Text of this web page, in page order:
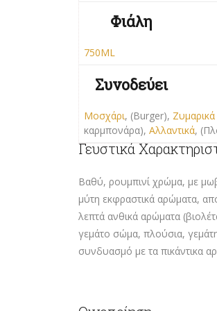
Φιάλη
750ML
Συνοδεύει
Μοσχάρι, (Burger),
καρμπονάρα),Αλλαντικά,
Γευστικά
Βαθύ, ρουμπινί χρώμα, με
μύτη εκφραστικά αρώματα,
λεπτά ανθικά αρώματα
γεμάτο σώμα, πλούσια,
συνδυασμό με τα πικάντικα